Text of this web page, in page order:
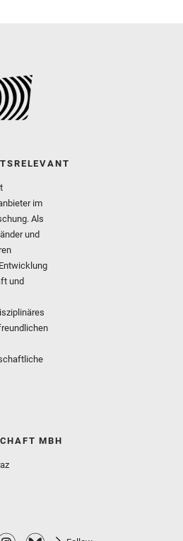
im
Als
und
und
MBH